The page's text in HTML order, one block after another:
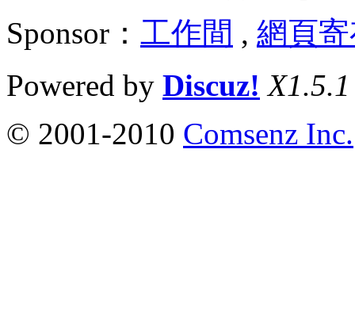
Sponsor： 工作間 , 網頁
Powered by Discuz! X1.5.1
© 2001-2010 Comsenz Inc.